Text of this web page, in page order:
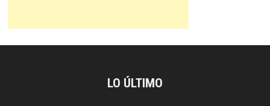
LO ÚLTIMO